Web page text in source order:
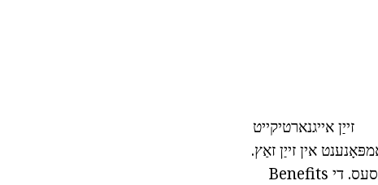
זייַן אייגנארטיקייט
אין זייַן זאַץ.
אַז ס וואָס מאכט עס אַ שטאַרק וואָפן קעגן אַ פאַרשיידנקייַט פון באַקטיריאַ און ווירוסעס. די Benefits